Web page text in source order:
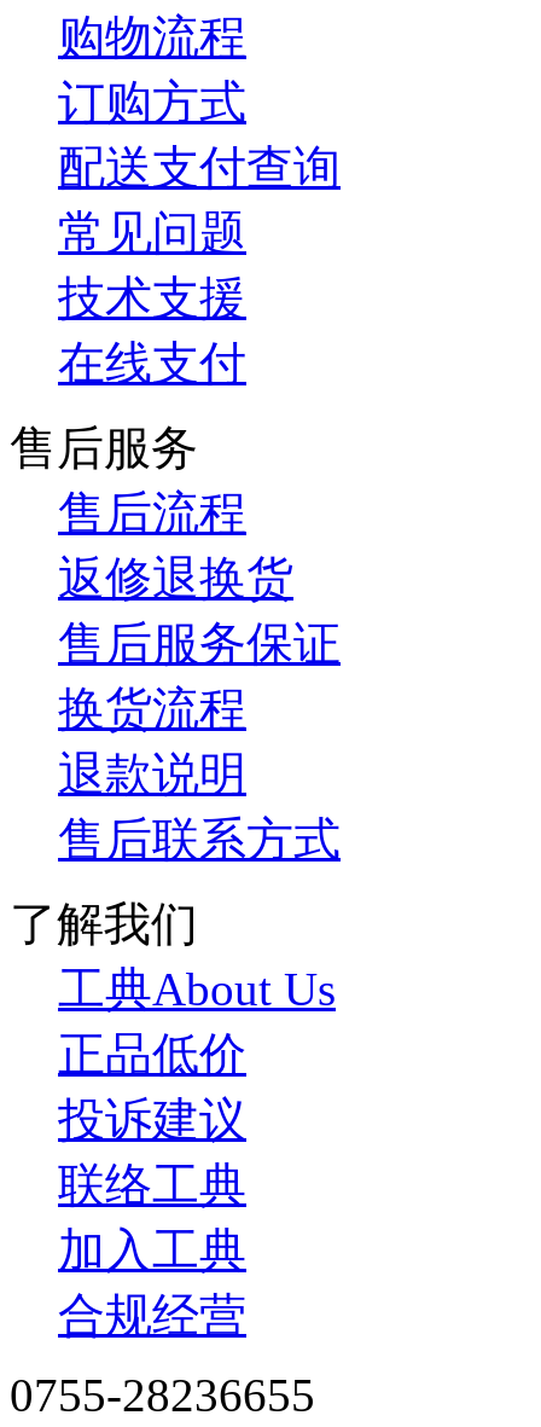
购物流程
订购方式
配送支付查询
常见问题
技术支援
在线支付
售后服务
售后流程
返修退换货
售后服务保证
换货流程
退款说明
售后联系方式
了解我们
工典About Us
正品低价
投诉建议
联络工典
加入工典
合规经营
0755-28236655